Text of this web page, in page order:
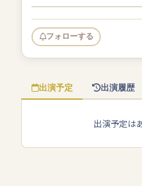
フォローする
出演予定 出演履歴
出演予定は